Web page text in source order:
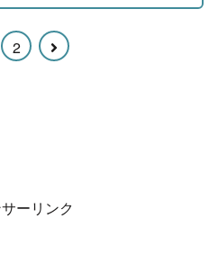
2
次
ーリンク